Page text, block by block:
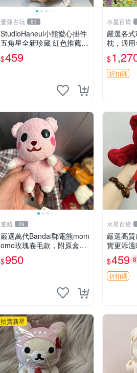
董爺古玩 61
StudioHaneul小熊愛心掛件
五角星全新珍藏 紅色推薦收
藏 玩具掛飾 掛件 新品
$459
水星百貨
嚴選各
枕，適
玩具、
$
折扣碼
董藏 29
嚴選萬代Bandai郵電熊mom
omo玫瑰卷毛款，附原盒與
吊牌，粉嫩可愛入手即柔軟
～ 玫瑰卷毛 郵電熊 正品
$950
水星百貨
嚴選高
實更添
憩。前
具優雅設
溫柔 蓬松
$459
折扣碼
拍賣新星